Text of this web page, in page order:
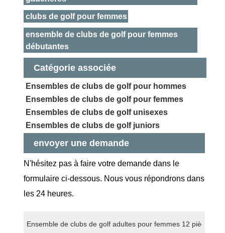
clubs de golf pour femmes
ensemble de clubs de golf pour femmes
débutantes
Catégorie associée
Ensembles de clubs de golf pour hommes
Ensembles de clubs de golf pour femmes
Ensembles de clubs de golf unisexes
Ensembles de clubs de golf juniors
envoyer une demande
N'hésitez pas à faire votre demande dans le
formulaire ci-dessous. Nous vous répondrons dans
les 24 heures.